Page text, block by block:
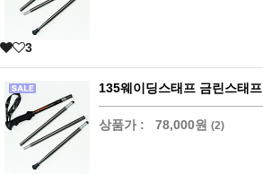
3
135웨이딩스태프 금린스태프
상품가 : 78,000원 (2)